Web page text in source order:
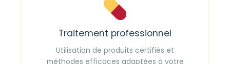
Traitement professionnel
Utilisation de produits certifiés et
méthodes efficaces adaptées à votre